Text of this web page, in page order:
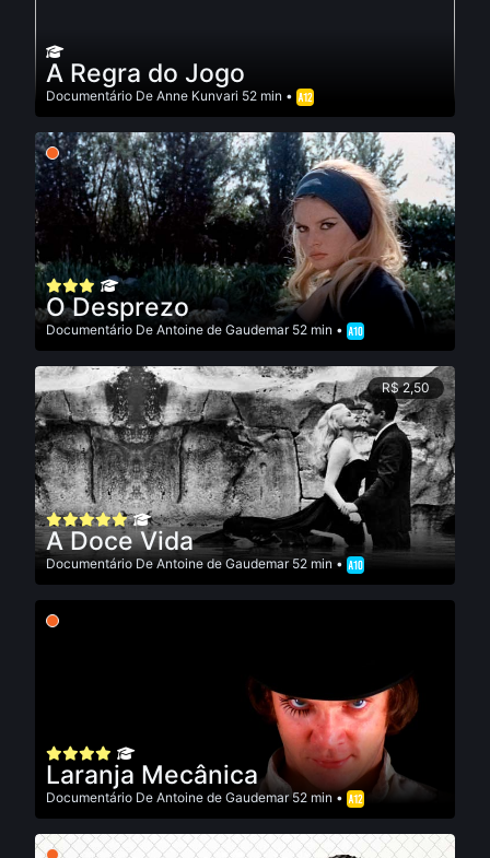
A Regra do Jogo
Documentário De Anne Kunvari 52 min •
O Desprezo
Documentário De Antoine de Gaudemar52 min •
R$ 2,50
A Doce Vida
Documentário De Antoine de Gaudemar52 min •
Laranja Mecânica
Documentário De Antoine de Gaudemar52 min •